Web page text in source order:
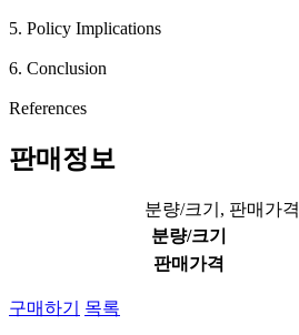
5. Policy Implications
6. Conclusion
References
판매정보
분량/크기, 판매가격
분량/크기
판매가격
구매하기 목록